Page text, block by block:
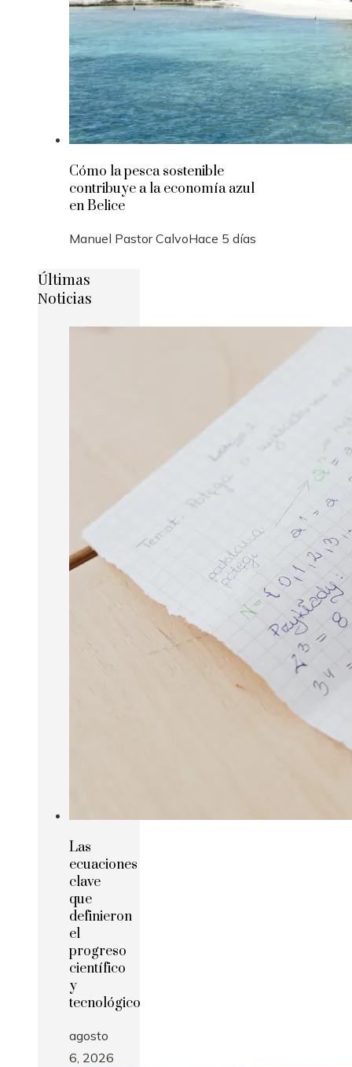
Cómo la pesca sostenible
contribuye a la economía azul
en Belice
Manuel Pastor CalvoHace 5 días
Últimas
Noticias
Las
ecuaciones
clave
que
definieron
el
progreso
científico
y
tecnológico
agosto
6, 2026